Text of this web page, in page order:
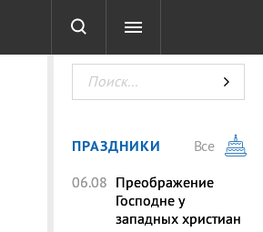
ТЕСТЫ
ПРАЗДНИКИ
Все
06.08 Преображение
Господне у
западных христиан